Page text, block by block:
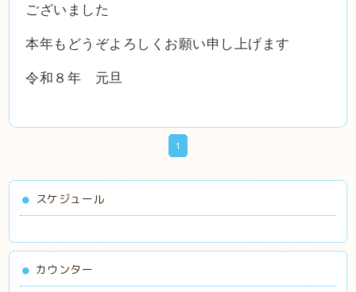
ございました
本年もどうぞよろしくお願い申し上げます
令和８年 元旦
1
スケジュール
カウンター